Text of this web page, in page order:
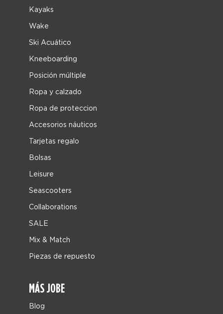
Kayaks
Wake
Ski Acuático
Kneeboarding
Posición múltiple
Ropa y calzado
Ropa de proteccion
Accesorios náuticos
Tarjetas regalo
Bolsas
Leisure
Seascooters
Collaborations
SALE
Mix & Match
Piezas de repuesto
MÁS JOBE
Blog